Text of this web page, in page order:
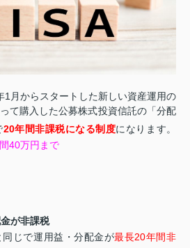
1月からスタートした新しい資産運用の
て購入した公募株式投資信託の「分配
20年間非課税になる制度になります。
40万円まで
が非課税
じで運用益・分配金が最長20年間非